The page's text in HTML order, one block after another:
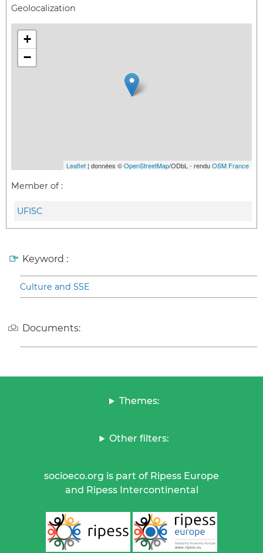
Geolocalization
+
−
Leaflet | données ©OpenStreetMap/ODbL - renduOSM France
Member of :
UFISC
Keyword :
Culture and SSE
Documents:
Themes:
Other filters:
socioeco.org is part of Ripess Europe
and Ripess Intercontinental